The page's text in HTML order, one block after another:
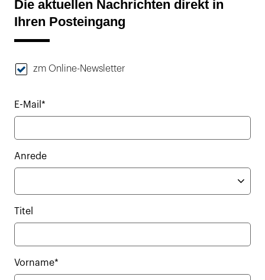
Die aktuellen Nachrichten direkt in
Ihren Posteingang
zm Online-Newsletter
E-Mail*
Anrede
Titel
Vorname*